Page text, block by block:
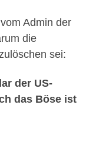
Admin der
die
sei:
der US-
das Böse ist